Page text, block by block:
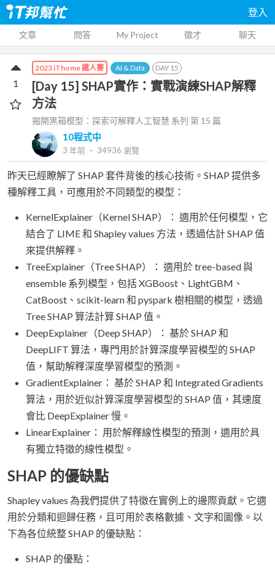
登入
文章 問答 My Project 徵才 聊天
2023 iThome 鐵人賽 AI & Data DAY 15
[Day 15] SHAP實作：實戰演練SHAP解釋
方法
揭開黑箱模型：探索可解釋人工智慧 系列 第 15 篇
10程式中
3 年前 ‧ 34936 瀏覽
1
昨天已經瞭解了 SHAP 套件背後的核心技術。SHAP 提供多
種解釋工具，可應用於不同類型的模型：
KernelExplainer（Kernel SHAP）： 適用於任何模型，它
結合了 LIME 和 Shapley values 方法，透過估計 SHAP 值
來提供解釋。
TreeExplainer（Tree SHAP）： 適用於 tree-based 與
ensemble 系列模型，包括 XGBoost、LightGBM、
CatBoost、scikit-learn 和 pyspark 樹相關的模型，透過
Tree SHAP 算法計算 SHAP 值。
DeepExplainer（Deep SHAP）： 基於 SHAP 和
DeepLIFT 算法，專門用於計算深度學習模型的 SHAP
值，幫助解釋深度學習模型的預測。
GradientExplainer： 基於 SHAP 和 Integrated Gradients
算法，用於近似計算深度學習模型的 SHAP 值，其速度
會比 DeepExplainer 慢。
LinearExplainer： 用於解釋線性模型的預測，適用於具
有獨立特徵的線性模型。
SHAP 的優缺點
Shapley values 為我們提供了特徵在實例上的邊際貢獻。它適
用於分類和迴歸任務，且可用於表格數據、文字和圖像。以
下為各位統整 SHAP 的優缺點：
SHAP 的優點：